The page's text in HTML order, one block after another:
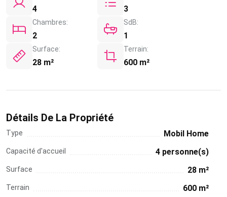
4 3
Chambres:
2
SdB:
1
Surface:
28 m²
Terrain:
600 m²
Détails De La Propriété
Type Mobil Home
Capacité d'accueil 4 personne(s)
Surface 28 m²
Terrain 600 m²